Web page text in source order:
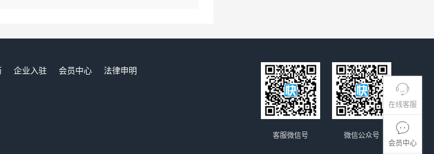
在线客服
会员中心
企业入驻 会员中心
法律申明
微信公众号
客服微信号